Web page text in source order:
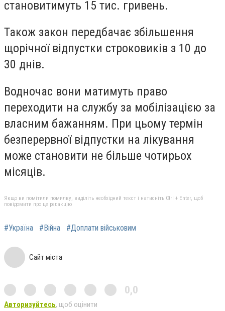
становитимуть 15 тис. гривень.
Також закон передбачає збільшення
щорічної відпустки строковиків з 10 до
30 днів.
Водночас вони матимуть право
переходити на службу за мобілізацією за
власним бажанням. При цьому термін
безперервної відпустки на лікування
може становити не більше чотирьох
місяців.
Якщо ви помітили помилку, виділіть необхідний текст і натисніть Ctrl + Enter, щоб
повідомити про це редакцію
#Україна #Війна #Доплати військовим
Сайт міста
0,0
Авторизуйтесь, щоб оцінити